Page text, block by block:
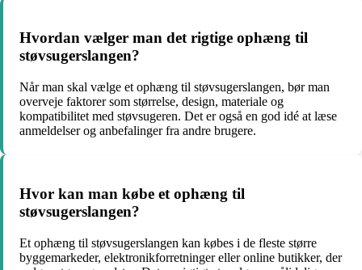
Hvordan vælger man det rigtige ophæng til
støvsugerslangen?
Når man skal vælge et ophæng til støvsugerslangen, bør man
overveje faktorer som størrelse, design, materiale og
kompatibilitet med støvsugeren. Det er også en god idé at læse
anmeldelser og anbefalinger fra andre brugere.
Hvor kan man købe et ophæng til
støvsugerslangen?
Et ophæng til støvsugerslangen kan købes i de fleste større
byggemarkeder, elektronikforretninger eller online butikker, der